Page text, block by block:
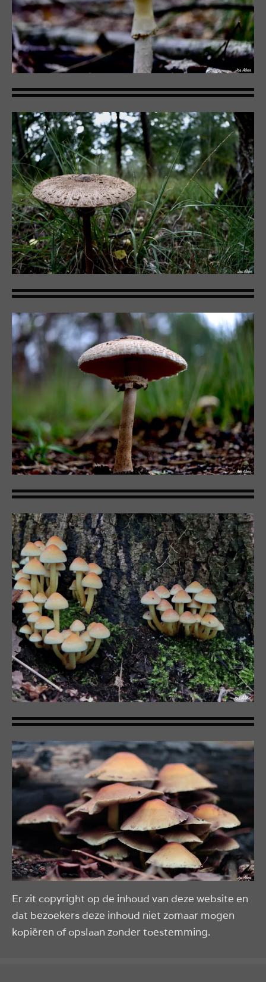
Er zit copyright op de inhoud van deze website en
dat bezoekers deze inhoud niet zomaar mogen
kopiëren of opslaan zonder toestemming.